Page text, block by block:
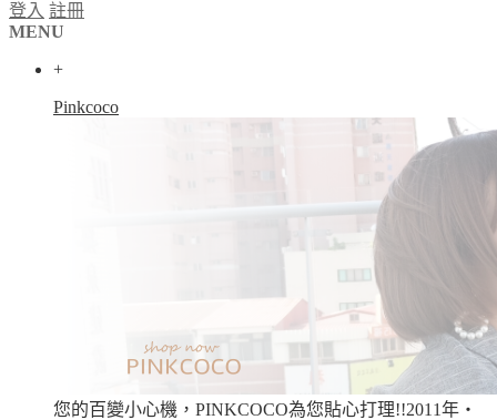
登入 註冊
MENU
+
Pinkcoco
您的百變小心機，PINKCOCO為您貼心打理!!2011年‧